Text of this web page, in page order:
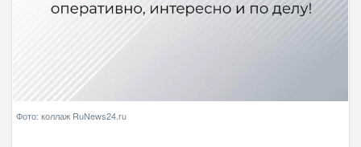
Фото: коллаж RuNews24.ru